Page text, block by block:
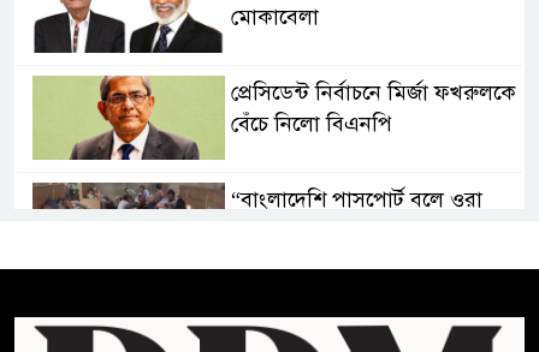
মোকাবেলা
প্রেসিডেন্ট নির্বাচনে মির্জা ফখরুলকে
বেঁচে নিলো বিএনপি
“বাংলাদেশি পাসপোর্ট বলে ওরা
প্রার্থী অলি আহমদ